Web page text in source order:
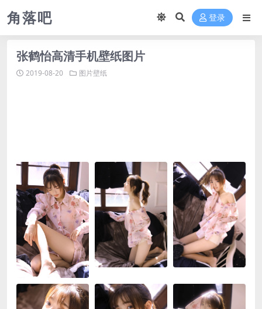
角落吧 登录
张鹤怡高清手机壁纸图片
2019-08-20 图片壁纸